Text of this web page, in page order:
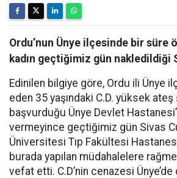
Ordu’nun Ünye ilçesinde bir süre
kadın geçtiğimiz gün nakledildiği
Edinilen bilgiye göre, Ordu ili Ünye
eden 35 yaşındaki C.D. yüksek
başvurduğu Ünye Devlet
vermeyince geçtiğimiz gün Sivas
Üniversitesi Tıp Fakültesi
burada yapılan müdahalelere
vefat etti. C.D’nin cenazesi